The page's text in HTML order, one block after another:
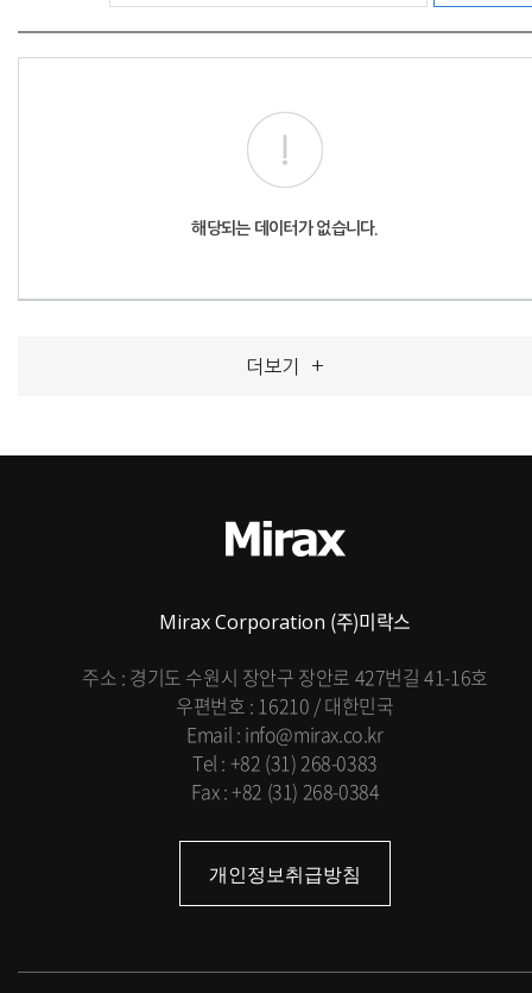
해당되는 데이터가 없습니다.
더보기 +
Mirax Corporation (주)미락스
주소 : 경기도 수원시 장안구 장안로 427번길 41-16호
우편번호 : 16210 / 대한민국
Email : info@mirax.co.kr
Tel : +82 (31) 268-0383
Fax : +82 (31) 268-0384
개인정보취급방침